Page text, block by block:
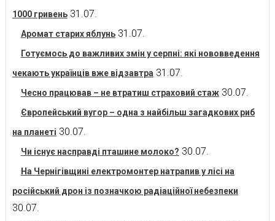
1000 гривень 31.07.
Аромат старих яблунь 31.07.
Готуємось до важливих змін у серпні: які нововведення
чекають українців вже відзавтра 31.07.
Чесно працював – не втратиш страховий стаж 30.07.
Європейський вугор – одна з найбільш загадкових риб
на планеті 30.07.
Чи існує насправді пташине молоко? 30.07.
На Чернігівщині електромонтер натрапив у лісі на
російський дрон із позначкою радіаційної небезпеки
30.07.